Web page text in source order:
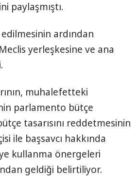
paylaşmıştı.
ardından
yerleşkesine ve ana
muhalefetteki
parlamento bütçe
tasarısını reddetmesinin
ile başsavcı hakkında
kullanma önergeleri
geldiği belirtiliyor.